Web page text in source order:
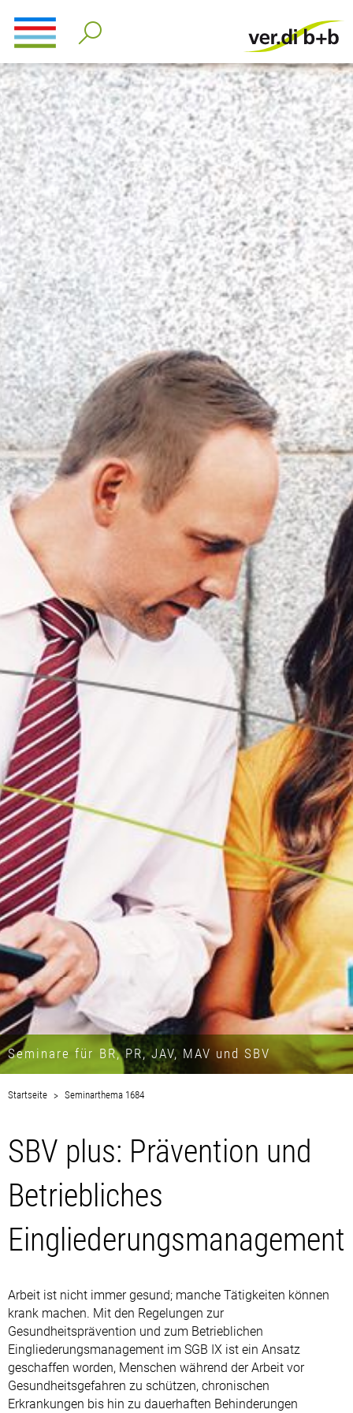
Seminare für BR, PR, JAV, MAV und SBV
Startseite Seminarthema 1684
SBV plus: Prävention und
Betriebliches
Eingliederungsmanagement
Arbeit ist nicht immer gesund; manche Tätigkeiten können
krank machen. Mit den Regelungen zur
Gesundheitsprävention und zum Betrieblichen
Eingliederungsmanagement im SGB IX ist ein Ansatz
geschaffen worden, Menschen während der Arbeit vor
Gesundheitsgefahren zu schützen, chronischen
Erkrankungen bis hin zu dauerhaften Behinderungen